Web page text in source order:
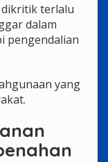
dikritik terlalu
dalam
pengendalian
yang